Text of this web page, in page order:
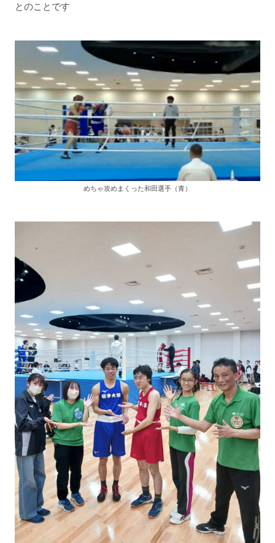
とのことです
めちゃ攻めまくった和田選手（青）